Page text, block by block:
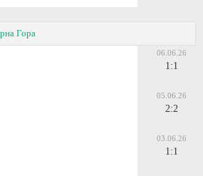
Гора
06.06.26
1:1
05.06.26
2:2
03.06.26
1:1